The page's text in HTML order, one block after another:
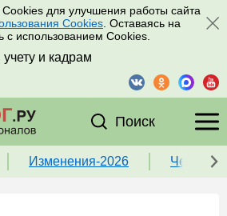
для улучшения работы сайта
Cookies . Оставаясь на
с использованием Cookies.
и кадрам
Поиск
Изменения-2026 Чек-